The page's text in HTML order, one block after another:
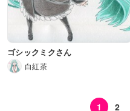
ゴシックミクさん
白紅茶
1 2